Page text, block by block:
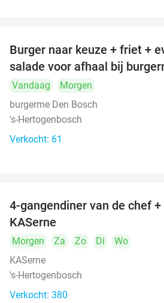
Burger naar keuze + friet +
salade voor afhaal bij
Vandaag
Morgen
burgerme Den Bosch
's-Hertogenbosch
Verkocht: 61
4-gangendiner van de chef
KASerne
Morgen Za Zo Di
Wo
KASerne
's-Hertogenbosch
Verkocht: 380